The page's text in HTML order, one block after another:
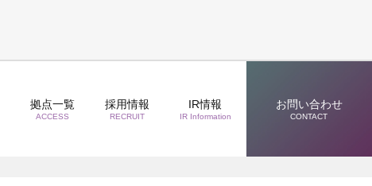
拠点一覧
ACCESS
採用情報
RECRUIT
IR情報
IR Information
お問い合わせ
CONTACT